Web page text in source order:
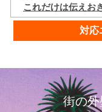
これだけは伝えお
対応
街の